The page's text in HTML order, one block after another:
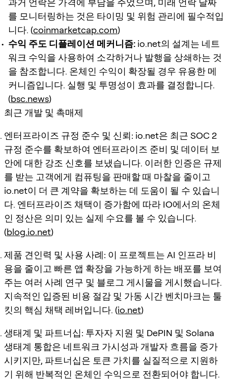
과거 언락은 가격에 부담을 주었으며, 미래 언락 날짜
를 모니터링하는 것은 타이밍 및 위험 관리에 필수적입
니다. (coinmarketcap.com)
수익 주도 디플레이션 메커니즘: io.net의 설계는 네트
워크 수익을 사용하여 소각하거나 발행을 상쇄하는 것
을 참조합니다. 온체인 수익이 확장될 경우 유용한 메
커니즘입니다. 실행 및 투명성이 효과를 결정합니다.
(bsc.news)
최근 개발 및 촉매제
엔터프라이즈 규정 준수 및 신뢰: io.net은 최근 SOC 2
규정 준수를 확보하여 엔터프라이즈 준비 및 데이터 보
안에 대한 강조 신호를 보냈습니다. 이러한 인증은 규제
를 받는 고객에게 컴퓨팅을 판매할 때 마찰을 줄이고
io.net이 더 큰 계약을 확보하는 데 도움이 될 수 있습니
다. 엔터프라이즈 채택이 증가함에 따라 IO에서의 온체
인 정산은 의미 있는 실제 수요를 볼 수 있습니다.
(blog.io.net)
제품 견인력 및 사용 사례: 이 프로젝트는 AI 인프라 비
용을 줄이고 빠른 앱 확장을 가능하게 하는 배포를 보여
주는 여러 사례 연구 및 블로그 게시물을 게시했습니다.
지속적인 입증된 비용 절감 및 가동 시간 벤치마크는 툴
킷의 핵심 채택 레버입니다. (io.net)
생태계 및 파트너십: 투자자 지원 및 DePIN 및 Solana
생태계 통합은 네트워크 가시성과 개발자 흐름을 증가
시키지만, 파트너십은 토큰 가치를 실질적으로 지원하
기 위해 반복적인 온체인 수익으로 전환되어야 합니다.